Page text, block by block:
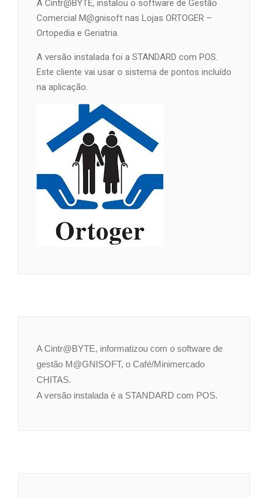
A Cintr@BYTE, instalou o software de Gestão
Comercial M@gnisoft nas Lojas ORTOGER –
Ortopedia e Geriatria.
A versão instalada foi a STANDARD com POS.
Este cliente vai usar o sistema de pontos incluído
na aplicação.
A Cintr@BYTE, informatizou com o software de
gestão M@GNISOFT, o Café/Minimercado
CHITAS.
A versão instalada é a STANDARD com POS.